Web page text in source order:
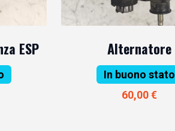
ESP Alternatore
In buono stato
60,00 €